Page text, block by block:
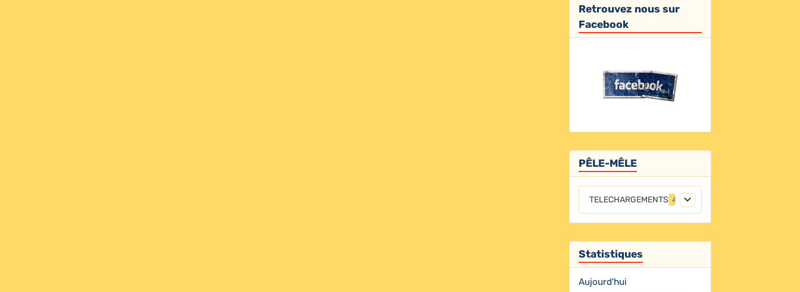
Retrouvez nous sur
Facebook
PÊLE-MÊLE
TELECHARGEMENTS 4
Statistiques
Aujourd'hui